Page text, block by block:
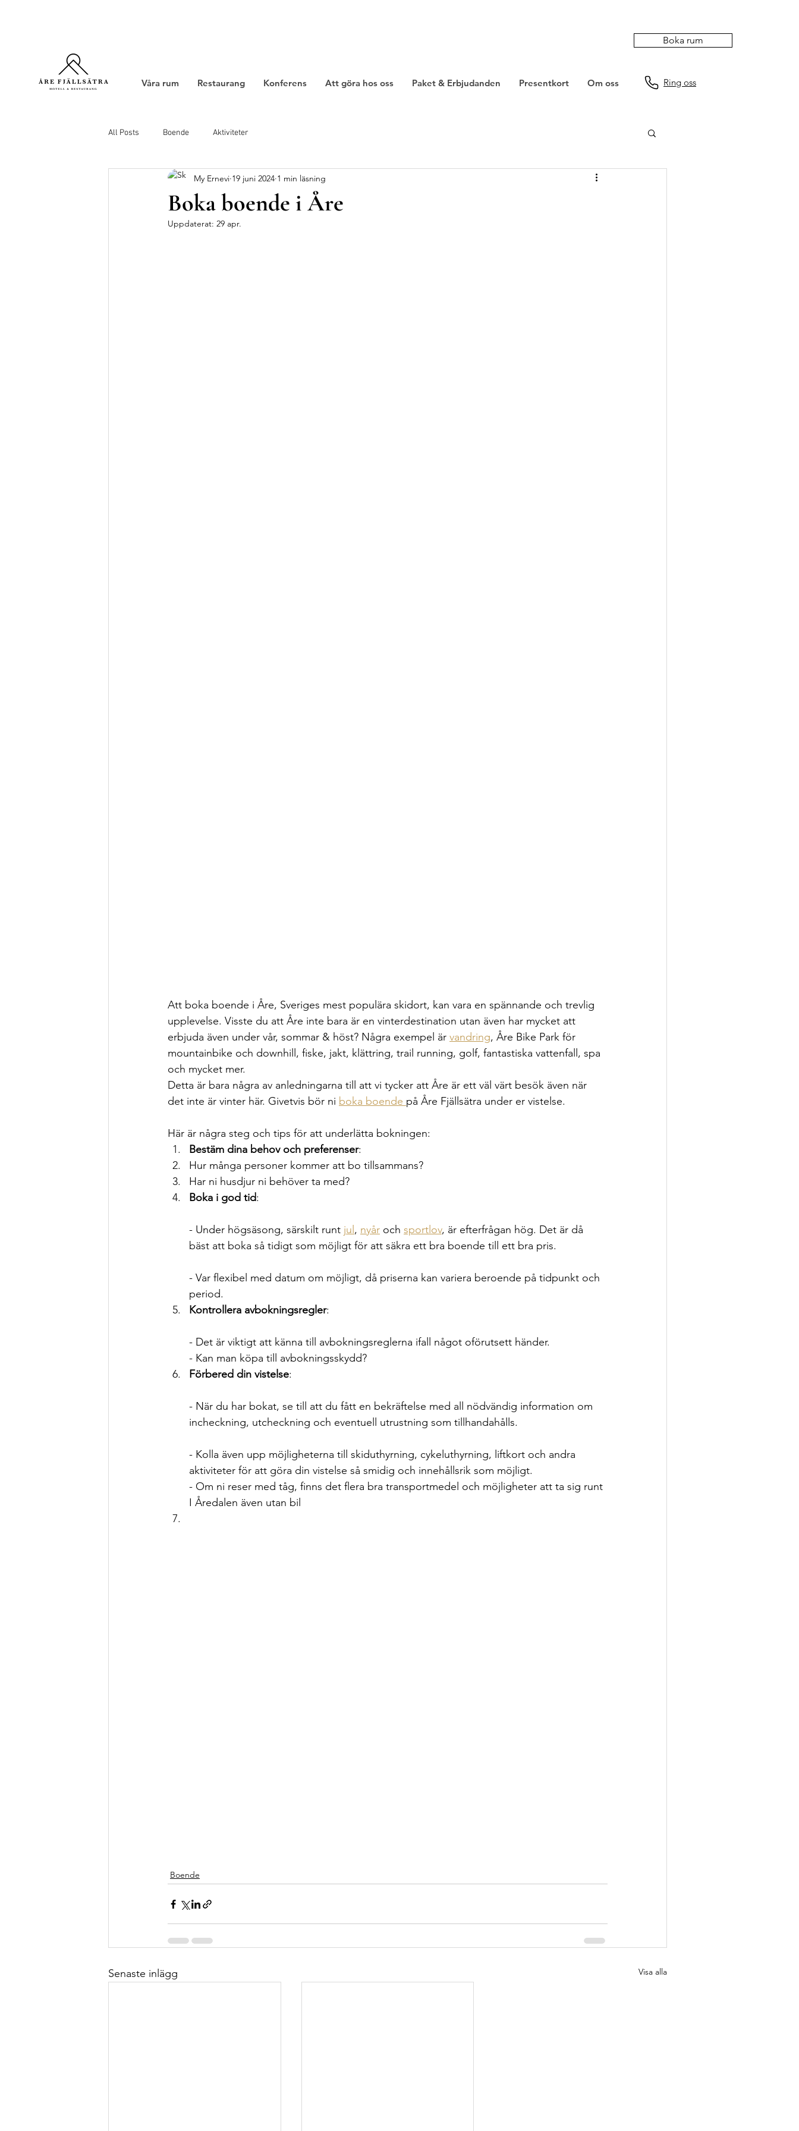
Boka rum
Ring oss
Våra rum Restaurang Konferens Att göra hos oss Paket & Erbjudanden Presentkort Om oss
All Posts Boende Aktiviteter
Boka boende i Åre
My Ernevi 19 juni 2024 1 min läsning
Uppdaterat: 29 apr.
Att boka boende i Åre, Sveriges mest populära skidort, kan vara en spännande och trevlig
upplevelse. Visste du att Åre inte bara är en vinterdestination utan även har mycket att
erbjuda även under vår, sommar & höst? Några exempel är vandring, Åre Bike Park för
mountainbike och downhill, fiske, jakt, klättring, trail running, golf, fantastiska vattenfall, spa
och mycket mer.
Detta är bara några av anledningarna till att vi tycker att Åre är ett väl värt besök även när
det inte är vinter här. Givetvis bör ni boka boende på Åre Fjällsätra under er vistelse.
Här är några steg och tips för att underlätta bokningen:
Bestäm dina behov och preferenser:
Hur många personer kommer att bo tillsammans?
Har ni husdjur ni behöver ta med?
Boka i god tid:
- Under högsäsong, särskilt runt jul , nyår och sportlov, är efterfrågan hög. Det är då
bäst att boka så tidigt som möjligt för att säkra ett bra boende till ett bra pris.
- Var flexibel med datum om möjligt, då priserna kan variera beroende på tidpunkt och
period.
Kontrollera avbokningsregler:
- Det är viktigt att känna till avbokningsreglerna ifall något oförutsett händer.
- Kan man köpa till avbokningsskydd?
Förbered din vistelse:
- När du har bokat, se till att du fått en bekräftelse med all nödvändig information om
incheckning, utcheckning och eventuell utrustning som tillhandahålls.
- Kolla även upp möjligheterna till skiduthyrning, cykeluthyrning, liftkort och andra
aktiviteter för att göra din vistelse så smidig och innehållsrik som möjligt.
- Om ni reser med tåg, finns det flera bra transportmedel och möjligheter att ta sig runt
I Åredalen även utan bil
Boende
Senaste inlägg Visa alla